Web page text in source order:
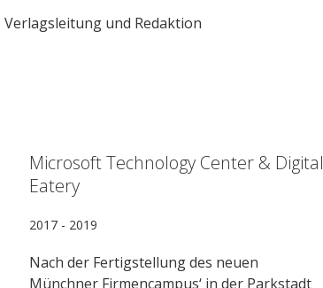
Microsoft Technology Center & Digital
Eatery
2017 - 2019
Nach der Fertigstellung des neuen
Münchner Firmencampus‘ in der Parkstadt